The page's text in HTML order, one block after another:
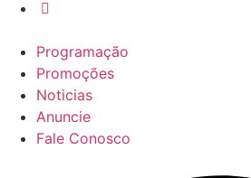
Programação
Promoções
Noticias
Anuncie
Fale Conosco